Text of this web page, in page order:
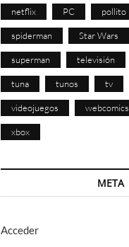
netflix PC pollito
spiderman Star Wars
superman televisión
tuna tunos tv
videojuegos webcomics
xbox
META
Acceder